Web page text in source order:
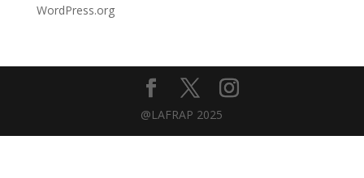
WordPress.org
@LAFRAP 2025